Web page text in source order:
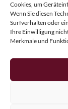
Cookies, um
Wenn Sie diesen
Surfverhalten oder
Ihre Einwilligung
Merkmale und
94166
Deutschland
Tel.:+49
Copyright